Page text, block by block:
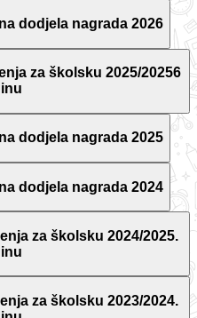
dodjela nagrada 2026
za školsku 2025/20256
dodjela nagrada 2025
dodjela nagrada 2024
za školsku 2024/2025.
za školsku 2023/2024.